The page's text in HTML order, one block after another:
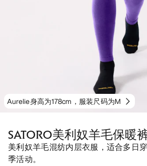
Aurelie身高为178cm，服装尺码为M
SATORO美利奴羊毛保暖
美利奴羊毛混纺内层衣服，适合多日
季活动。